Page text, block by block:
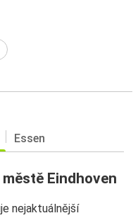
Essen
Eindhoven
nejaktuálnější